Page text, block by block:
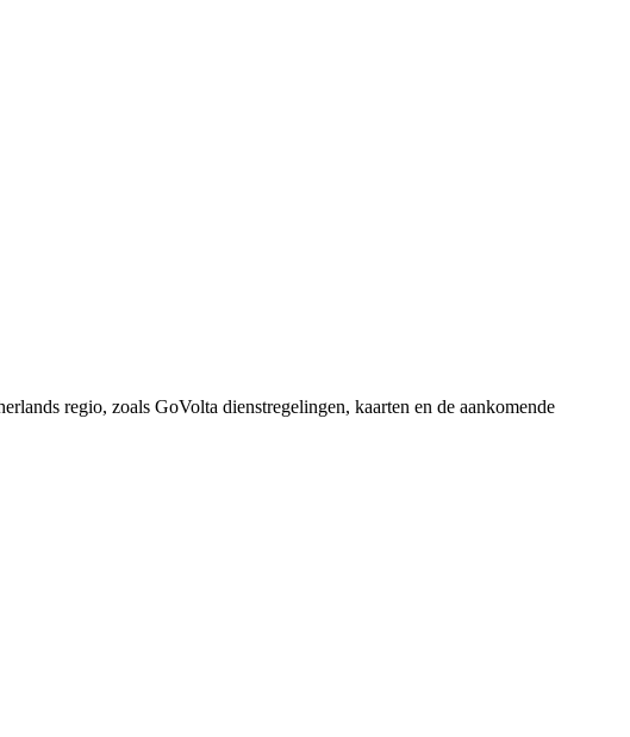
regio, zoals GoVolta dienstregelingen, kaarten en de aankomende